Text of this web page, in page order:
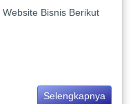
Bisnis Berikut
Selengkapnya